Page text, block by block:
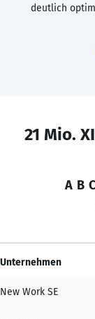
deutlich
21 Mio.
A B C
Unternehmen
New Work SE